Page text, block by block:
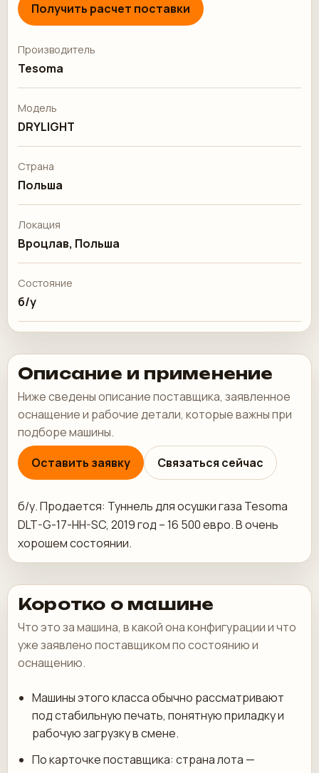
Получить расчет поставки
Производитель
Tesoma
Модель
DRYLIGHT
Страна
Польша
Локация
Вроцлав, Польша
Состояние
б/у
Описание и применение
Ниже сведены описание поставщика, заявленное
оснащение и рабочие детали, которые важны при
подборе машины.
Оставить заявку
Связаться сейчас
б/у. Продается: Туннель для осушки газа Tesoma
DLT-G-17-HH-SC, 2019 год – 16 500 евро. В очень
хорошем состоянии.
Коротко о машине
Что это за машина, в какой она конфигурации и что
уже заявлено поставщиком по состоянию и
оснащению.
Машины этого класса обычно рассматривают
под стабильную печать, понятную приладку и
рабочую загрузку в смене.
По карточке поставщика: страна лота —